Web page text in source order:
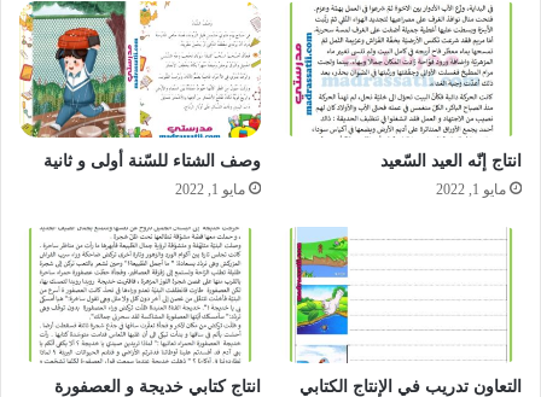
انتاج إنّه العيد السّعيد
مايو 1, 2022
وصف الشتاء للسّنة أولى و ثانية
مايو 1, 2022
التعاون تدريب في الإنتاج الكتابي
انتاج كتابي خديجة و العصفورة